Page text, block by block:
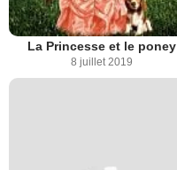
La Princesse et le poney
8 juillet 2019